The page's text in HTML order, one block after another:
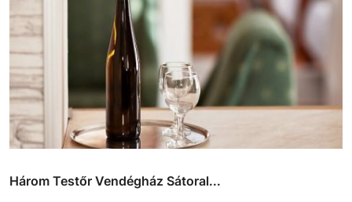
Három Testőr Vendégház Sátoral...